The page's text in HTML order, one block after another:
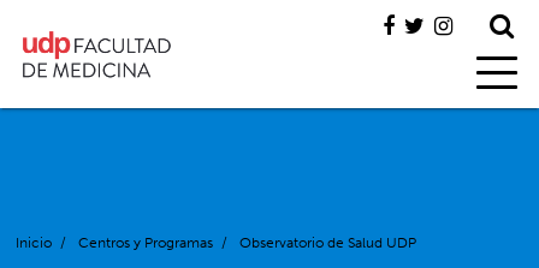
Inicio / Centros y Programas / Observatorio de Salud UDP